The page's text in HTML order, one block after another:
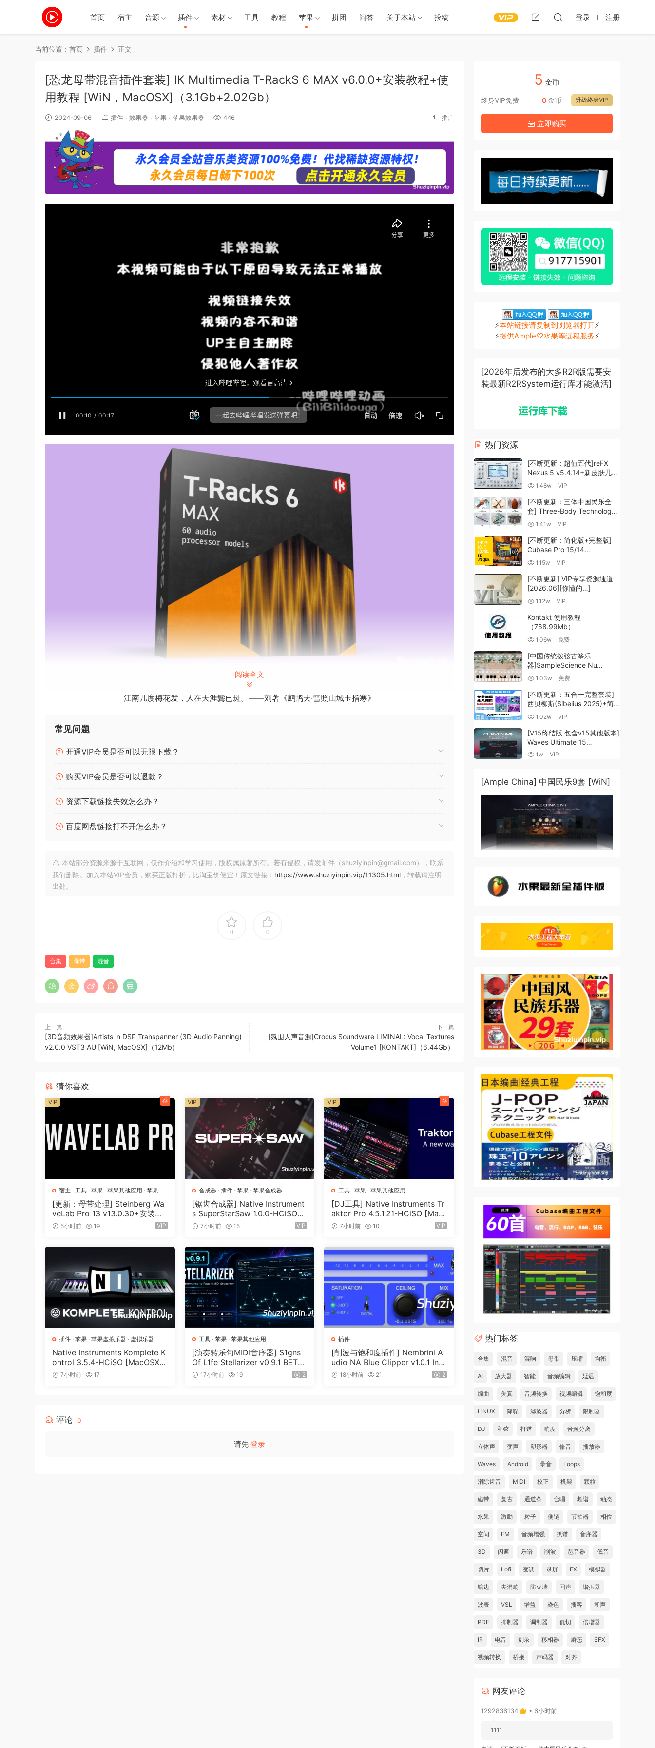
首页 宿主 音源 插件 素材 工具 教程 苹果 拼团 问答 关于本站 投稿 登录 注册
当前位置： 首页 插件 正文
[恐龙母带混音插件套装] IK Multimedia T-RackS 6 MAX v6.0.0+安装教程+使
用教程 [WiN，MacOSX]（3.1Gb+2.02Gb）
2024-09-06 插件 · 效果器 · 苹果 · 苹果效果器 446 推广
MORiA | AU | VST3 | AAX* | STANDALONE | 3.1 GB
安装方法：
此隐藏内容仅限VIP查看 升级VIP
插件介绍：
T-RackS 6 是 IK 广受赞誉的最新一代混音和母带制作软件。凭借创新的新模块、改进的功能、更快的工作流程和更轻
松的组织，T-RackS 6 扩展了其传奇的音质、速度和易用性，为音乐家、制作人和工程师提供制作完美音轨所需的一
切。
T-RackS 6 is the latest generation of IK’s acclaimed mixing and mastering software. With innovative new
modules, improved capabilities, faster workflow and more effortless organization, T-RackS 6 expands on its
legendary sound quality, speed and ease-of-use to offer everything musicians, producers and engineers need
MORiA
🏠 HomePage
阅读全文
江南几度梅花发，人在天涯鬓已斑。——刘著《鹧鸪天·雪照山城玉指寒》
常见问题
开通VIP会员是否可以无限下载？
购买VIP会员是否可以退款？
资源下载链接失效怎么办？
百度网盘链接打不开怎么办？
本站部分资源来源于互联网，仅作介绍和学习使用，版权属原著所有。若有侵权，请发邮件（shuziyinpin@gmail.com），联系
我们删除。加入本站VIP会员，购买正版打折，比淘宝价便宜！原文链接： https://www.shuziyinpin.vip/11305.html ，转载请注明
出处。
0 0
合集 母带 混音
上一篇
[3D音频效果器]Artists in DSP Transpanner (3D Audio Panning)
v2.0.0 VST3 AU [WiN, MacOSX]（12Mb）
下一篇
[氛围人声音源]Crocus Soundware LIMINAL: Vocal Textures
Volume1 [KONTAKT]（6.44Gb）
猜你喜欢
宿主 · 工具 · 苹果 · 苹果其他应用 · 苹果宿
主
[更新：母带处理] Steinberg Wa
veLab Pro 13 v13.0.30+安装方
法 [WiN, MacOSX]（285.6MB
5小时前 19 VIP
VIP 荐
合成器· 插件· 苹果· 苹果合成器
[锯齿合成器] Native Instrument
s SuperStarSaw 1.0.0-HCiSO
[MacOSX]（182.43MB）
7小时前 15 VIP
VIP
工具 ·苹果 ·苹果其他应用
[DJ工具] Native Instruments Tr
aktor Pro 4.5.1.21-HCiSO [Mac
OSX]（402.83MB）
7小时前 10 VIP
VIP 荐
插件 · 苹果 · 苹果虚拟乐器 · 虚拟乐器
Native Instruments Komplete K
ontrol 3.5.4-HCiSO [MacOSX]
（ 823.17MB）
7小时前 17
工具· 苹果· 苹果其他应用
[演奏转乐句MIDI音序器] S1gns
Of L1fe Stellarizer v0.9.1 BETA-
ARCADiA [WiN, MacOSX]（22
17小时前 19 2
插件
[削波与饱和度插件] Nembrini A
udio NA Blue Clipper v1.0.1 Incl
Keygen-R2R [WiN]（11.2MB）
18小时前 21 2
评论 0
请先 登录
5 金币
终身VIP免费 升级终身VIP
0金币
立即购买
⚡本站链接请复制到浏览器打开⚡
⚡提供Ample♡水果等远程服务⚡
[2026年后发布的大多R2R版需要安
装最新R2RSystem运行库才能激活]
热门资源
[不断更新：超值五代]reFX
Nexus 5 v5.4.14+新皮肤几十
套+原厂+全套扩展+教程
1.48w VIP
[不断更新：三体中国民乐全
套] Three-Body Technology-
R2R [WiN, MacOSX]
1.41w VIP
[不断更新：简化版+完整版]
Cubase Pro 15/14
VR/R2R/U2B+原厂音源+插件
MacOSX]（704.0MB+）
1.15w VIP
[不断更新] VIP专享资源通道
[2026.06][你懂的…]
1.12w VIP
Kontakt 使用教程
（768.99Mb）
1.06w 免费
[中国传统拨弦古筝乐
器]SampleScience Nu
Guzheng v2.0 x64 VST
VST3 AU DECENT SAMPLER
[WiN, MacOSX]（158MB)
1.03w 免费
[不断更新：五合一完整套装]
西贝柳斯(Sibelius 2025)+简
谱插件V8+图片识别+音频识别
MacOSX]（80.48GB+）
1.02w VIP
[V15终结版 包含v15其他版本]
Waves Ultimate 15
v25.05.27+一键安装版+安装
（4.1GB+10.2GB+9.6GB）
1w VIP
[Ample China] 中国民乐9套 [WiN]
热门标签
合集 混音 混响 母带 压缩 均衡
AI 放大器 智能 音频编辑 延迟
编曲 失真 音频转换 视频编辑 饱和度
LiNUX 降噪 滤波器 分析 限制器
DJ 和弦 打谱 响度 音频分离
立体声 变声 塑形器 修音 播放器
Waves Android 录音 Loops
消除齿音 MIDI 校正 机架 颗粒
磁带 复古 通道条 合唱 频谱 动态
水果 激励 粒子 侧链 节拍器 相位
空间 FM 音频增强 扒谱 音序器
3D 闪避 乐谱 削波 琶音器 低音
切片 Lofi 变调 录屏 FX 模拟器
镶边 去混响 防火墙 回声 谐振器
波表 VSL 增益 染色 播客 和声
PDF 抑制器 调制器 低切 倍增器
IR 电音 刻录 移相器 瞬态 SFX
视频转换 桥接 声码器 对齐
网友评论
1292836134 • 6小时前
1111